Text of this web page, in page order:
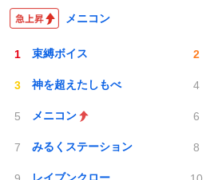
メニコン
束縛ボイス
神を超えたしもべ
メニコン
みるくステーション